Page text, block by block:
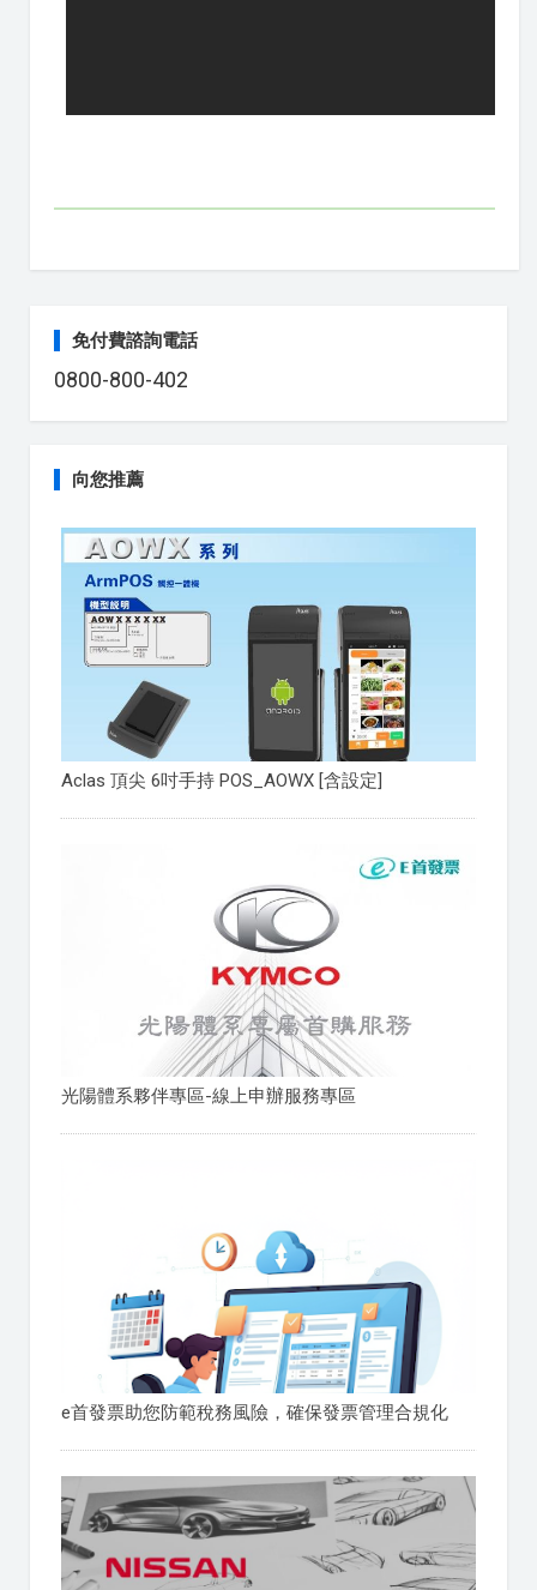
免付費諮詢電話
0800-800-402
向您推薦
Aclas 頂尖 6吋手持 POS_AOWX [含設定]
光陽體系夥伴專區-線上申辦服務專區
e首發票助您防範稅務風險，確保發票管理合規化